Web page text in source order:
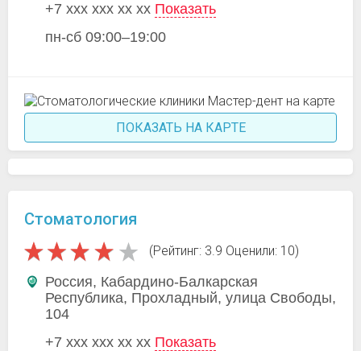
+7 xxx xxx xx xx Показать
пн-сб 09:00–19:00
ПОКАЗАТЬ НА КАРТЕ
Стоматология
(Рейтинг: 3.9 Оценили: 10)
Россия, Кабардино-Балкарская
Республика, Прохладный, улица Свободы,
104
+7 xxx xxx xx xx Показать